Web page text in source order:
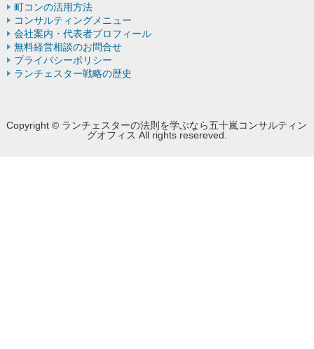
町コンの活用方法
コンサルティングメニュー
会社案内・代表者プロフィール
無料経営相談のお問合せ
プライバシーポリシー
ランチェスター戦略の歴史
Copyright © ランチェスターの法則を学ぶなら五十嵐コンサルティン
グオフィス All rights resereved.